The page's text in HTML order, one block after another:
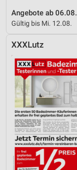
Angebote ab 06.08.
Gültig bis Mi. 12.08.
XXXLutz
Entwicklung und
Inhalten
IAB-Besonderheiten:
Verwendung
Geräte anhand
Informationen
Nicht-IAB-
Notwendig
Performance